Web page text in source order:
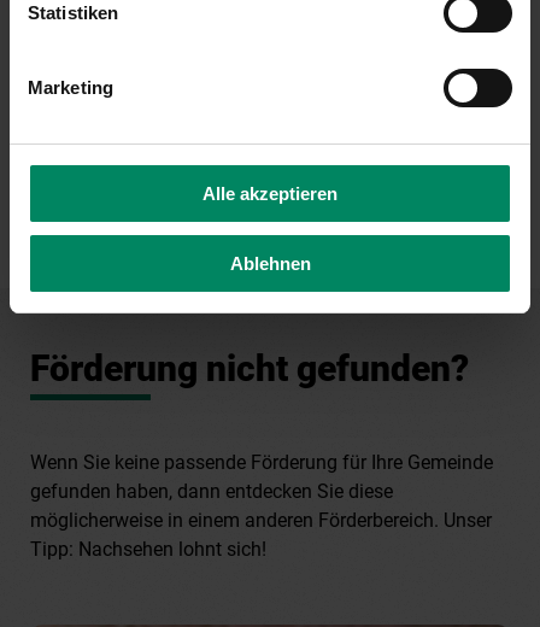
Statistiken
Marketing
Alle akzeptieren
Ablehnen
Förderung nicht gefunden?
Wenn Sie keine passende Förderung für Ihre Gemeinde
gefunden haben, dann entdecken Sie diese
möglicherweise in einem anderen Förderbereich. Unser
Tipp: Nachsehen lohnt sich!